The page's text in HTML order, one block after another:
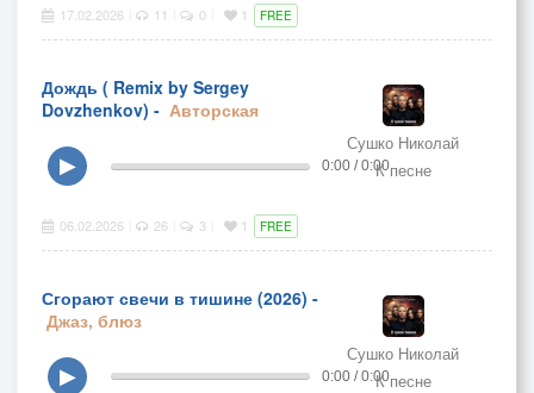
17.02.2026 11 0 1 FREE
Дождь ( Remix by Sergey
Dovzhenkov) - Авторская
Сушко Николай
К песне
▶ 0:00 / 0:00
06.02.2026 26 3 1 FREE
Сгорают свечи в тишине (2026) -
Джаз, блюз
Сушко Николай
К песне
▶ 0:00 / 0:00